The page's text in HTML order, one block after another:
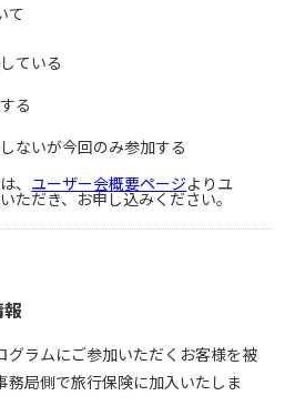
て
ている
る
いが今回のみ参加する
、 ユーザー会概要ページよりユ
ただき、お申し込みください。
グラムにご参加いただくお客様を被
務局側で旅行保険に加入いたしま